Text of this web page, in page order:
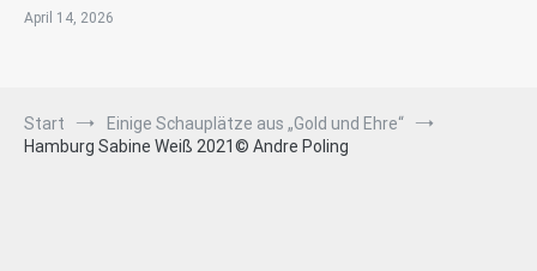
April 14, 2026
Start
Einige Schauplätze aus „Gold und Ehre“
Hamburg Sabine Weiß 2021© Andre Poling